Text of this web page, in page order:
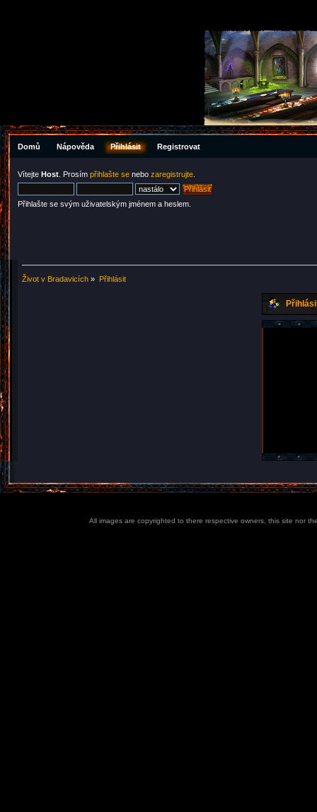
Domů Nápověda Přihlásit Registrovat
Vítejte Host . Prosím přihlašte se nebo zaregistrujte
Přihlašte se svým uživatelským jménem a heslem.
Život v Bradavicích » Přihlásit
All images are copyrighted to there respective owners, this site nor